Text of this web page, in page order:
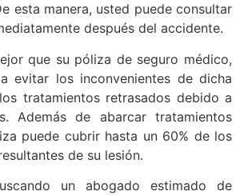
esta manera, usted puede consultar
después del accidente.
que su póliza de seguro médico,
evitar los inconvenientes de dicha
tratamientos retrasados debido a
Además de abarcar tratamientos
puede cubrir hasta un 60% de los
de su lesión.
un abogado estimado de